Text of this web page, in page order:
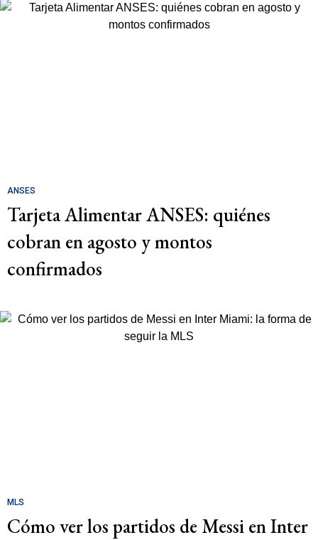
ANSES
Tarjeta Alimentar ANSES: quiénes
cobran en agosto y montos
confirmados
MLS
Cómo ver los partidos de Messi en Inter